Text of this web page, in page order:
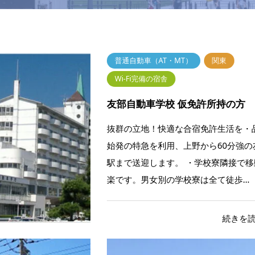
普通自動車（AT・MT）
関東
Wi-Fi完備の宿舎
友部自動車学校 仮免許所持の方
抜群の立地！快適な合宿免許生活を・
始発の特急を利用、上野から60分強の
駅まで送迎します。 ・学校寮隣接で
楽です。男女別の学校寮は全て徒歩…
続きを